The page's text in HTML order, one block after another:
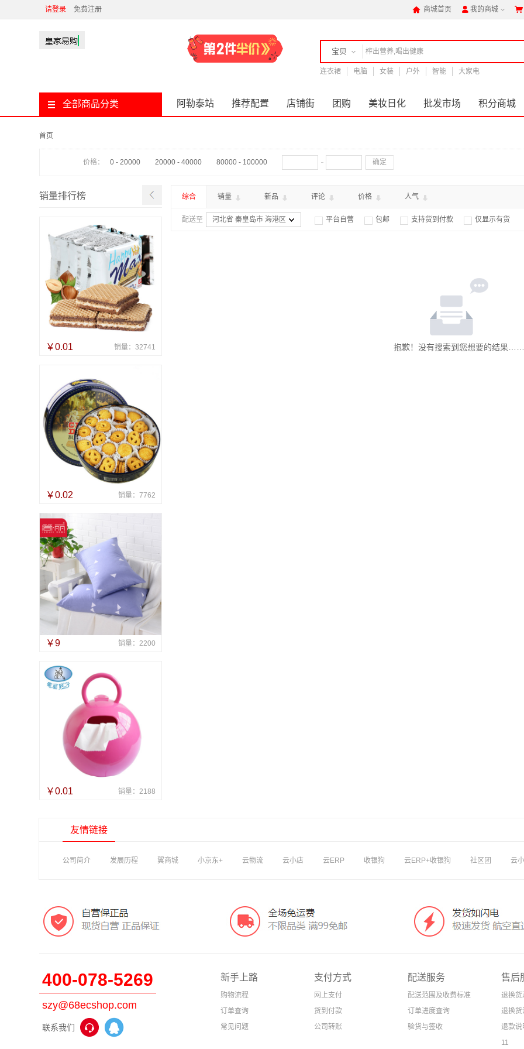
请登录 免费注册  商城首页  我的商城 
宝贝
店铺
连衣裙 电脑 女装 户外 智能 大家电
全部商品分类 阿勒泰站 推荐配置 店铺街 团购 美妆日化 批发市场 积分商城
首页
价格： 0 - 20000 20000 - 40000 80000 - 100000 确定
销量排行榜
￥0.01 销量：32741
￥0.02 销量：7762
￥9 销量：2200
￥0.01 销量：2188
综合 销量 新品 评论 价格 人气
配送至 河北省 秦皇岛市 海港区 平台自营 包邮 支持货到付款 仅显示有货
抱歉！没有搜索到您想要的结果……
友情链接
公司简介 发展历程 翼商城 小京东+ 云物流 云小店 云ERP 收银狗 云ERP+收银狗 社区团 云
400-078-5269
szy@68ecshop.com
联系我们
新手上路
购物流程
订单查询
常见问题
支付方式
网上支付
货到付款
公司转账
配送服务
配送范围及收费标准
订单进度查询
验货与签收
售后
退换货
退换货
退款说
11